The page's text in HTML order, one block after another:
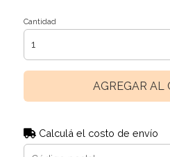
Cantidad
AGREGAR AL
Calculá el costo de envío